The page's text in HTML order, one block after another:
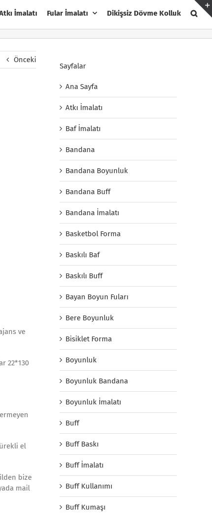
İmalatı Fular İmalatı Dikişsiz Dövme Kolluk
Önceki
ve
22*130
el
bize
mail
Sayfalar
Ana Sayfa
Atkı İmalatı
Baf İmalatı
Bandana
Bandana Boyunluk
Bandana Buff
Bandana İmalatı
Basketbol Forma
Baskılı Baf
Baskılı Buff
Bayan Boyun Fuları
Bere Boyunluk
Bisiklet Forma
Boyunluk
Boyunluk Bandana
Boyunluk İmalatı
Buff
Buff Baskı
Buff İmalatı
Buff Kullanımı
Buff Kumaşı